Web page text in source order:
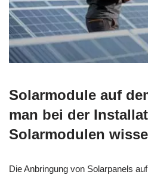
Solarmodule auf
man bei der
Solarmodulen
Die Anbringung von Solarpanels